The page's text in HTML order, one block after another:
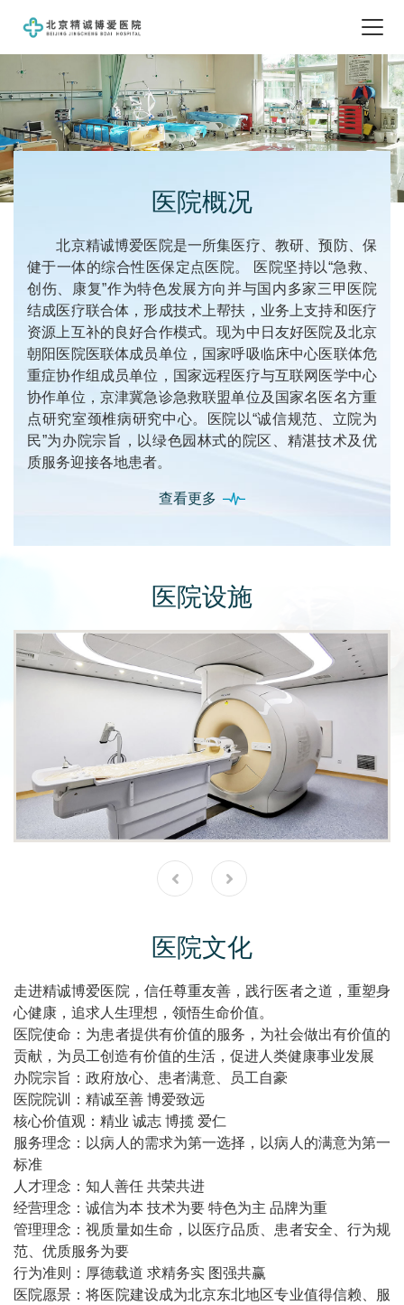
医院概况
北京精诚博爱医院是一所集医疗、教研、预防、保
健于一体的综合性医保定点医院。 医院坚持以“急救、
创伤、康复”作为特色发展方向并与国内多家三甲医院
结成医疗联合体，形成技术上帮扶，业务上支持和医疗
资源上互补的良好合作模式。现为中日友好医院及北京
朝阳医院医联体成员单位，国家呼吸临床中心医联体危
重症协作组成员单位，国家远程医疗与互联网医学中心
协作单位，京津冀急诊急救联盟单位及国家名医名方重
点研究室颈椎病研究中心。医院以“诚信规范、立院为
民”为办院宗旨，以绿色园林式的院区、精湛技术及优
质服务迎接各地患者。
查看更多
医院设施
医院文化
走进精诚博爱医院，信任尊重友善，践行医者之道，重塑身
心健康，追求人生理想，领悟生命价值。
医院使命：为患者提供有价值的服务，为社会做出有价值的
贡献，为员工创造有价值的生活，促进人类健康事业发展
办院宗旨：政府放心、患者满意、员工自豪
医院院训：精诚至善 博爱致远
核心价值观：精业 诚志 博揽 爱仁
服务理念：以病人的需求为第一选择，以病人的满意为第一
标准
人才理念：知人善任 共荣共进
经营理念：诚信为本 技术为要 特色为主 品牌为重
管理理念：视质量如生命，以医疗品质、患者安全、行为规
范、优质服务为要
行为准则：厚德载道 求精务实 图强共赢
医院愿景：将医院建设成为北京东北地区专业值得信赖、服